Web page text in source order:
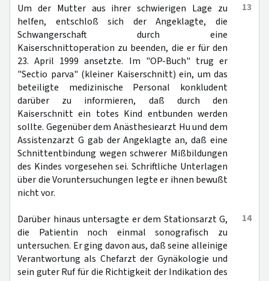
13
Um der Mutter aus ihrer schwierigen Lage zu
helfen, entschloß sich der Angeklagte, die
Schwangerschaft durch eine
Kaiserschnittoperation zu beenden, die er für den
23. April 1999 ansetzte. Im "OP-Buch" trug er
"Sectio parva" (kleiner Kaiserschnitt) ein, um das
beteiligte medizinische Personal konkludent
darüber zu informieren, daß durch den
Kaiserschnitt ein totes Kind entbunden werden
sollte. Gegenüber dem Anästhesiearzt Hu und dem
Assistenzarzt G gab der Angeklagte an, daß eine
Schnittentbindung wegen schwerer Mißbildungen
des Kindes vorgesehen sei. Schriftliche Unterlagen
über die Voruntersuchungen legte er ihnen bewußt
nicht vor.
14
Darüber hinaus untersagte er dem Stationsarzt G,
die Patientin noch einmal sonografisch zu
untersuchen. Er ging davon aus, daß seine alleinige
Verantwortung als Chefarzt der Gynäkologie und
sein guter Ruf für die Richtigkeit der Indikation des